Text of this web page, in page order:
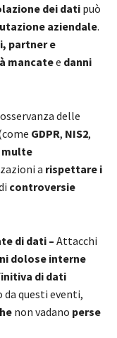
dei datipuò
aziendale.
partner e
mancatee danni
delle
GDPR, NIS2,
multe
a rispettare i
controversie
di dati – Attacchi
dolose interne
di dati
da questi eventi,
non vadano perse